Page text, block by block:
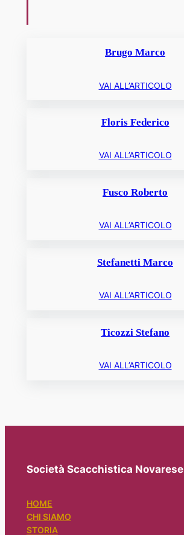
Brugo Marco
VAI ALL’ARTICOLO
Floris Federico
VAI ALL’ARTICOLO
Fusco Roberto
VAI ALL’ARTICOLO
Stefanetti Marco
VAI ALL’ARTICOLO
Ticozzi Stefano
VAI ALL’ARTICOLO
Società Scacchistica Novarese
HOME
CHI SIAMO
STORIA